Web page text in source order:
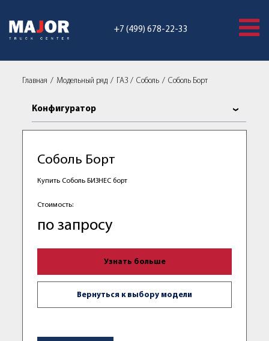
+7 (499) 678-22-33
Главная Модельный ряд ГАЗ Соболь Соболь Борт
Конфигуратор
Соболь Борт
Купить Соболь БИЗНЕС борт
Стоимость:
по запросу
Узнать больше
Вернуться к выбору модели